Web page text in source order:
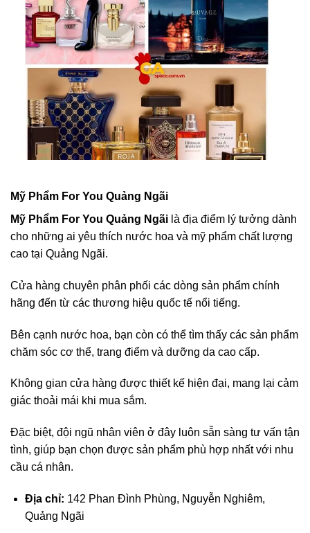
Mỹ Phẩm For You Quảng Ngãi
Mỹ Phẩm For You Quảng Ngãi là địa điểm lý tưởng dành
cho những ai yêu thích nước hoa và mỹ phẩm chất lượng
cao tại Quảng Ngãi.
Cửa hàng chuyên phân phối các dòng sản phẩm chính
hãng đến từ các thương hiệu quốc tế nổi tiếng.
Bên cạnh nước hoa, bạn còn có thể tìm thấy các sản phẩm
chăm sóc cơ thể, trang điểm và dưỡng da cao cấp.
Không gian cửa hàng được thiết kế hiện đại, mang lại cảm
giác thoải mái khi mua sắm.
Đặc biệt, đội ngũ nhân viên ở đây luôn sẵn sàng tư vấn tận
tình, giúp bạn chọn được sản phẩm phù hợp nhất với nhu
cầu cá nhân.
Địa chỉ: 142 Phan Đình Phùng, Nguyễn Nghiêm,
Quảng Ngãi